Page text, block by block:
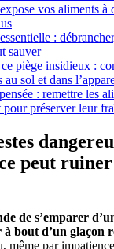
vos aliments à
:
sauver
piège insidieux :
au sol et dans
: remettre les
pour préserver leur
peut
de s’emparer
bout d’un glaçon
même par